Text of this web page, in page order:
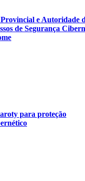
e Autoridade
de Segurança
para proteção